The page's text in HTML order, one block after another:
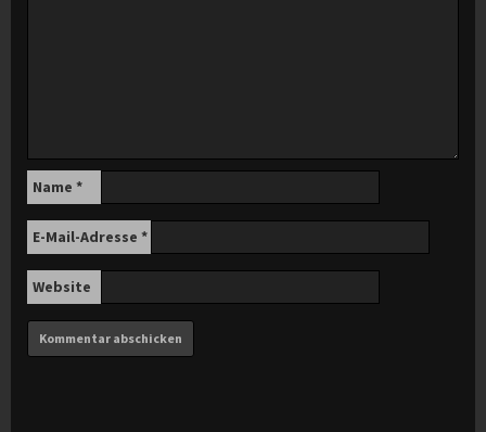
Name *
E-Mail-Adresse *
Website